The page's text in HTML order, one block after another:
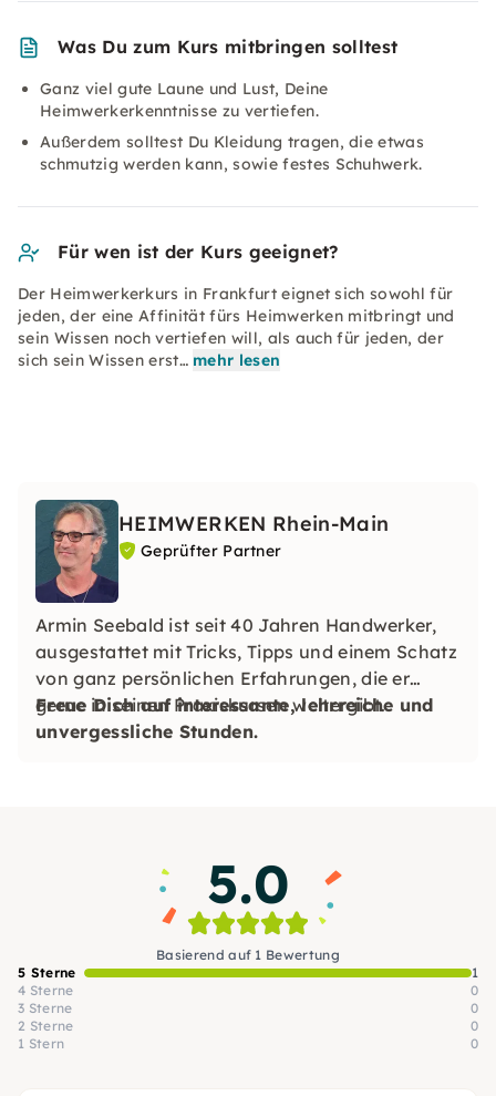
Was Du zum Kurs mitbringen solltest
Ganz viel gute Laune und Lust, Deine
Heimwerkerkenntnisse zu vertiefen.
Außerdem solltest Du Kleidung tragen, die etwas
schmutzig werden kann, sowie festes Schuhwerk.
Für wen ist der Kurs geeignet?
Der Heimwerkerkurs in Frankfurt eignet sich sowohl für
jeden, der eine Affinität fürs Heimwerken mitbringt und
sein Wissen noch vertiefen will, als auch für jeden, der
sich sein Wissen erst… mehr lesen
HEIMWERKEN Rhein-Main
Geprüfter Partner
Armin Seebald ist seit 40 Jahren Handwerker,
ausgestattet mit Tricks, Tipps und einem Schatz
von ganz persönlichen Erfahrungen, die er
gerne in seinen Praxiskursen weitergibt.
Freue Dich auf interessante, lehrreiche und
unvergessliche Stunden.
5.0
Basierend auf 1 Bewertung
5 Sterne
1
4 Sterne
0
3 Sterne
0
2 Sterne
0
1 Stern
0